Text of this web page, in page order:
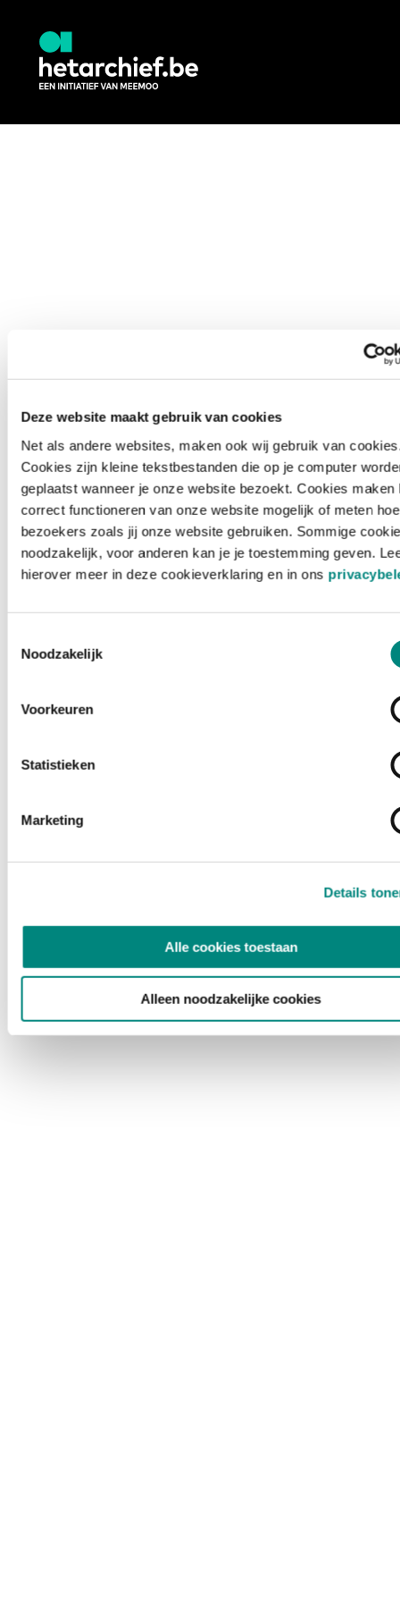
Deze website maakt gebruik van cookies
Net als andere websites, maken ook wij gebruik van
Cookies zijn kleine tekstbestanden die op je computer
geplaatst wanneer je onze website bezoekt. Cookies maken
correct functioneren van onze website mogelijk of meten hoe
bezoekers zoals jij onze website gebruiken. Sommige
noodzakelijk, voor anderen kan je je toestemming geven.
hierover meer in deze cookieverklaring en in ons
Noodzakelijk
Voorkeuren
Statistieken
Marketing
Details
Alle cookies toestaan
Alleen noodzakelijke cookies